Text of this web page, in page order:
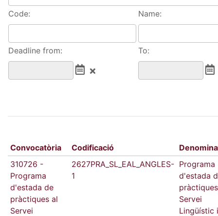
Code: Name:
Deadline from: To:
Convocatòria Codificació
310726 -
Programa
d'estada de
pràctiques al
Servei
2627PRA_SL_EAL_ANGLES-
1
Programa
d'estada
Servei
Lingüístic